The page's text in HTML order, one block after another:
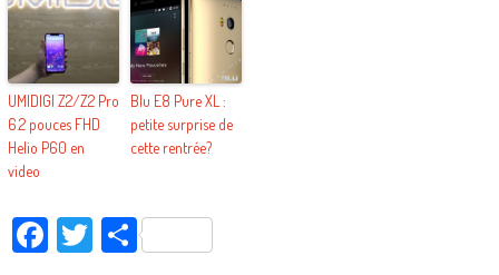
UMIDIGI Z2/Z2 Pro
6.2 pouces FHD
Helio P60 en
video
Blu E8 Pure XL :
petite surprise de
cette rentrée?
Facebook
TwitterPartager